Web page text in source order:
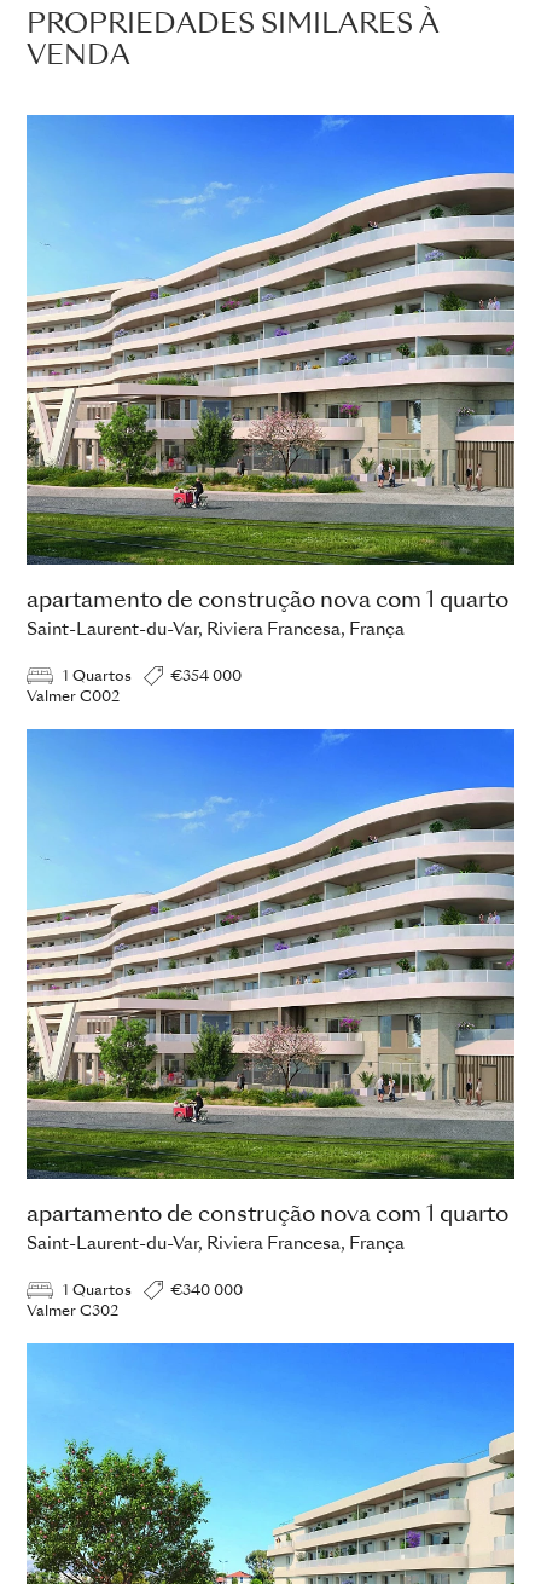
PROPRIEDADES SIMILARES À
VENDA
apartamento de construção nova com 1 quarto
Saint-Laurent-du-Var, Riviera Francesa, França
1 Quartos
€354 000
Valmer C002
apartamento de construção nova com 1 quarto
Saint-Laurent-du-Var, Riviera Francesa, França
1 Quartos
€340 000
Valmer C302